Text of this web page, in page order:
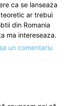
ca se lanseaza
ar trebui
din Romania
ma intereseaza.
un comentariu